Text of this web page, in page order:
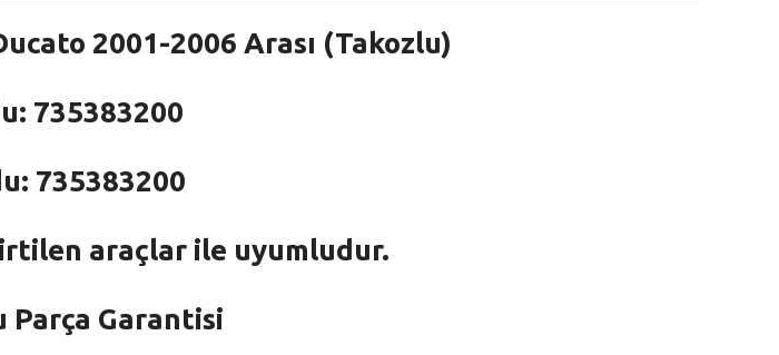
2001-2006 Arası (Takozlu)
735383200
735383200
araçlar ile uyumludur.
Parça Garantisi